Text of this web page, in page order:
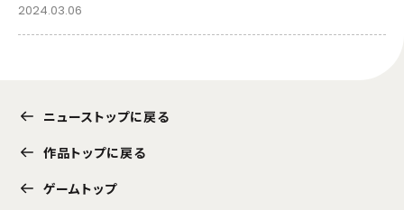
2024.03.06
ニューストップに戻る
作品トップに戻る
ゲームトップ